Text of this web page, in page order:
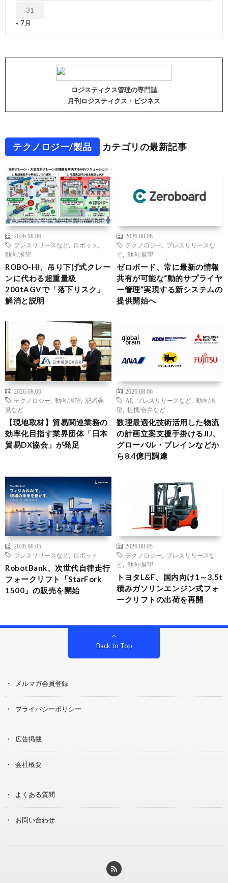
31
« 7月
ロジスティクス管理の専門誌
月刊ロジスティクス・ビジネス
テクノロジー/製品 カテゴリの最新記事
2026.08.06
プレスリリースなど
ロボット
動向/展望
ROBO-HI、吊り下げ式クレー
ンに代わる超重量級
200tAGVで「落下リスク」
解消と説明
2026.08.06
テクノロジー
プレスリリースな
ど
動向/展望
ゼロボード、常に最新の情報
共有が可能な“動的サプライヤ
ー管理”実現する新システムの
提供開始へ
2026.08.06
テクノロジー
動向/展望
記者会
見など
【現地取材】貿易関連業務の
効率化目指す業界団体「日本
貿易DX協会」が発足
2026.08.06
AI
プレスリリースなど
動向/展
望
提携/合弁など
数理最適化技術活用した物流
の計画立案支援手掛けるJIJ、
グローバル・ブレインなどか
ら8.4億円調達
2026.08.05
プレスリリースなど
ロボット
RobotBank、次世代自律走行
フォークリフト「StarFork
1500」の販売を開始
2026.08.05
テクノロジー
プレスリリースな
ど
動向/展望
トヨタL&F、国内向け1～3.5t
積みガソリンエンジン式フォ
ークリフトの出荷を再開
Back to Top
メルマガ会員登録
プライバシーポリシー
広告掲載
会社概要
よくある質問
お問い合わせ